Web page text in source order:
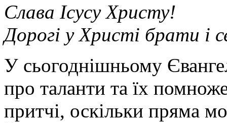
Слава Ісусу Христу!
Дорогі у Христі брати і
У сьогоднішньому
про таланти та їх
притчі, оскільки пряма